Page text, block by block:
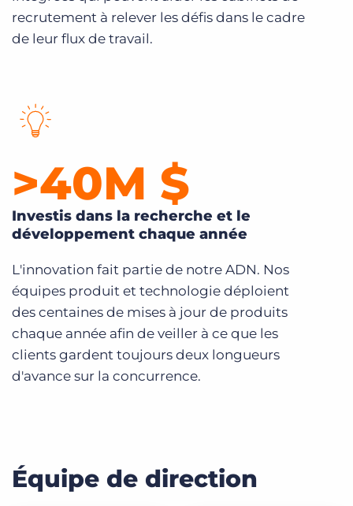
recrutement à relever les défis dans le cadre
de leur flux de travail.
>40M $
Investis dans la recherche et le
développement chaque année
L'innovation fait partie de notre ADN. Nos
équipes produit et technologie déploient
des centaines de mises à jour de produits
chaque année afin de veiller à ce que les
clients gardent toujours deux longueurs
d'avance sur la concurrence.
Équipe de direction